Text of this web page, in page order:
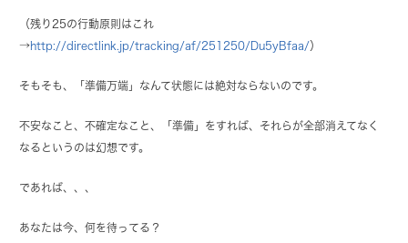
（残り25の行動原則はこれ
→http://directlink.jp/tracking/af/251250/Du5yBfaa/）
そもそも、「準備万端」なんて状態には絶対ならないのです。
不安なこと、不確定なこと、「準備」をすれば、それらが全部消えてなく
なるというのは幻想です。
であれば、、、
あなたは今、何を待ってる？